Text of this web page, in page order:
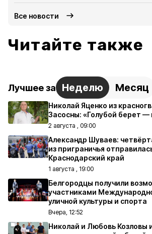
Все новости
Читайте также
Лучшее за Неделю Месяц
Николай Яценко из
Засосны: «Голубой берет —
2 августа , 09:00
Александр Шуваев:
из приграничья
Краснодарский край
1 августа , 19:00
Белгородцы получили
участниками
уличной культуры и спорта
Вчера, 12:52
Николай и Любовь Козловы